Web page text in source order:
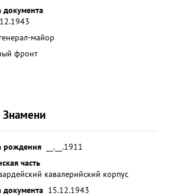
документа
майор
фронт
Знамени
рождения
__.__.1911
часть
кавалерийский корпус
документа 15.12.1943